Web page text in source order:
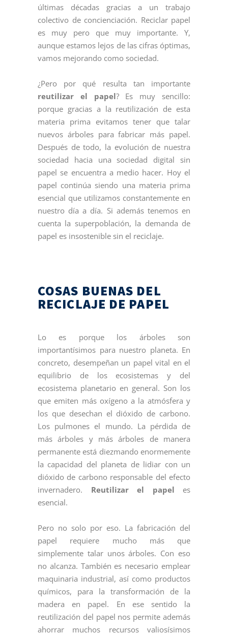
últimas décadas gracias a un trabajo
colectivo de concienciación. Reciclar papel
es muy pero que muy importante. Y,
aunque estamos lejos de las cifras óptimas,
vamos mejorando como sociedad.
¿Pero por qué resulta tan importante
reutilizar el papel? Es muy sencillo:
porque gracias a la reutilización de esta
materia prima evitamos tener que talar
nuevos árboles para fabricar más papel.
Después de todo, la evolución de nuestra
sociedad hacia una sociedad digital sin
papel se encuentra a medio hacer. Hoy el
papel continúa siendo una materia prima
esencial que utilizamos constantemente en
nuestro día a día. Si además tenemos en
cuenta la superpoblación, la demanda de
papel es insostenible sin el reciclaje.
COSAS BUENAS DEL
RECICLAJE DE PAPEL
Lo es porque los árboles son
importantísimos para nuestro planeta. En
concreto, desempeñan un papel vital en el
equilibrio de los ecosistemas y del
ecosistema planetario en general. Son los
que emiten más oxígeno a la atmósfera y
los que desechan el dióxido de carbono.
Los pulmones el mundo. La pérdida de
más árboles y más árboles de manera
permanente está diezmando enormemente
la capacidad del planeta de lidiar con un
dióxido de carbono responsable del efecto
invernadero. Reutilizar el papel es
esencial.
Pero no solo por eso. La fabricación del
papel requiere mucho más que
simplemente talar unos árboles. Con eso
no alcanza. También es necesario emplear
maquinaria industrial, así como productos
químicos, para la transformación de la
madera en papel. En ese sentido la
reutilización del papel nos permite además
ahorrar muchos recursos valiosísimos